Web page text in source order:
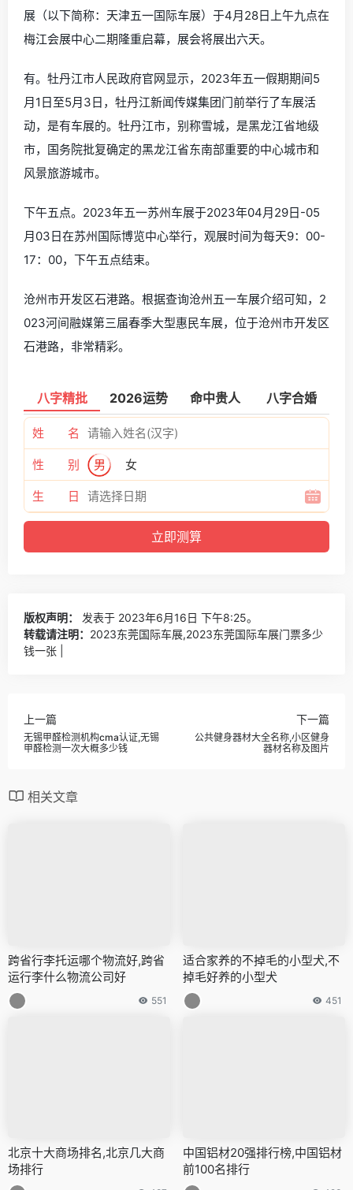
展（以下简称：天津五一国际车展）于4月28日上午九点在
梅江会展中心二期隆重启幕，展会将展出六天。
有。牡丹江市人民政府官网显示，2023年五一假期期间5
月1日至5月3日，牡丹江新闻传媒集团门前举行了车展活
动，是有车展的。牡丹江市，别称雪城，是黑龙江省地级
市，国务院批复确定的黑龙江省东南部重要的中心城市和
风景旅游城市。
下午五点。2023年五一苏州车展于2023年04月29日-05
月03日在苏州国际博览中心举行，观展时间为每天9：00-
17：00，下午五点结束。
沧州市开发区石港路。根据查询沧州五一车展介绍可知，2
023河间融媒第三届春季大型惠民车展，位于沧州市开发区
石港路，非常精彩。
八字精批 2026运势 命中贵人 八字合婚
姓 名
性 别 男 女
生 日
版权声明：
发表于 2023年6月16日 下午8:25。
转载请注明： 2023东莞国际车展,2023东莞国际车展门票多少
钱一张 |
上一篇
无锡甲醛检测机构cma认证,无锡
甲醛检测一次大概多少钱
下一篇
公共健身器材大全名称,小区健身
器材名称及图片
相关文章
跨省行李托运哪个物流好,跨省
运行李什么物流公司好
551
适合家养的不掉毛的小型犬,不
掉毛好养的小型犬
451
北京十大商场排名,北京几大商
场排行
中国铝材20强排行榜,中国铝材
前100名排行